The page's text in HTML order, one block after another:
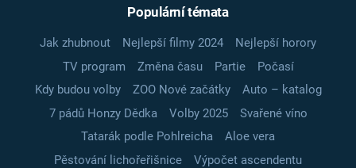
Populární témata
Jak zhubnout Nejlepší filmy 2024
Nejlepší horory
TV program
Změna času Partie
Počasí
Kdy budou volby
ZOO Nové začátky
Auto – katalog
7 pádů Honzy Dědka
Volby 2025
Svařené víno
Tatarák podle Pohlreicha
Aloe vera
Pěstování lichořeřišnice
Výpočet ascendentu